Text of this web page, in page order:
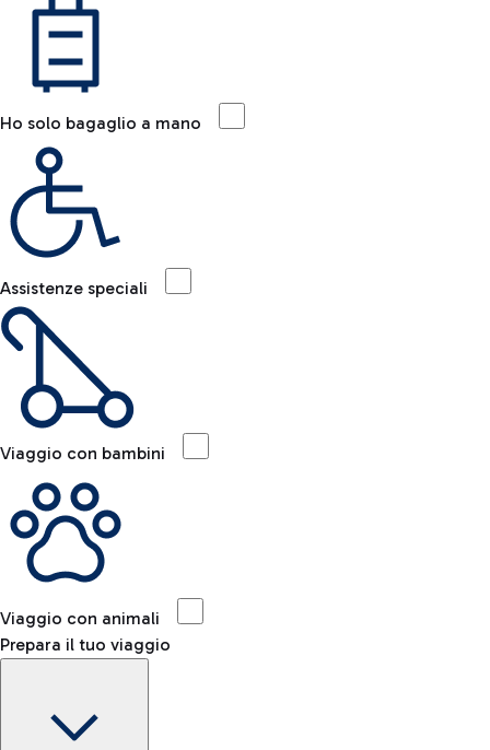
Ho solo bagaglio a mano
Assistenze speciali
Viaggio con bambini
Viaggio con animali
Prepara il tuo viaggio